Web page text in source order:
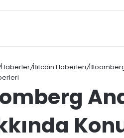
Haberler/Bitcoin Haberleri/